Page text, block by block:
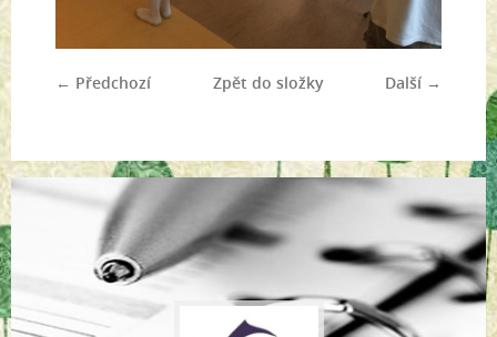
← Předchozí Další →
Zpět do složky